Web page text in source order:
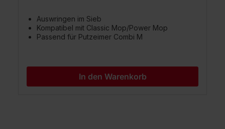
Auswringen im Sieb
Kompatibel mit Classic Mop/Power Mop
Passend für Putzeimer Combi M
In den Warenkorb